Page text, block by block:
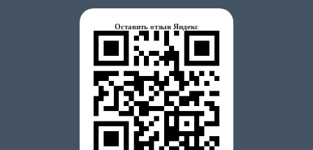
Оставить отзыв Яндекс